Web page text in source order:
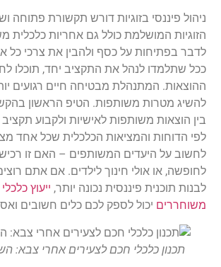
ניהול פיננסי בזוגיות דורש תקשורת פתוחה
הזוגיות המושלמת כולל גם אחריות כלכלית
לדבר בפתיחות על כסף ולהבין את צרכי כל
ככל שתלמדו לנהל את התקציב יחד, תוכלו
ההוצאות. המתנהלת מבטיחה חיים רגועים
להשיג מטרות משותפות. הטיפ הראשון
בין הוצאות משותפות לאישיות ולקבוע
לפי הדוחות והמציאות הכלכלית שכל אחד
לחשוב על היעדים המשותפים – האם זו
לחופשה, או אולי חינוך לילדים. אם אתם
לבנות תוכנית פיננסית נכונה יותר, ייעוץ
משוחררים יכול לספק לכם כלים חשובים
תכנון כלכלי חכם לצעירים אחרי צבא: